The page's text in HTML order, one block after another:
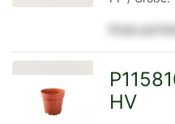
Preis auf
HV